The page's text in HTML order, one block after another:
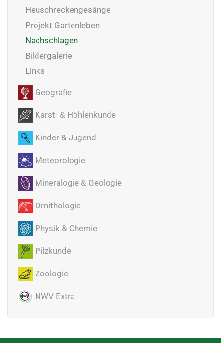
Heuschreckengesänge
Projekt Gartenleben
Nachschlagen
Bildergalerie
Links
Geografie
Karst- & Höhlenkunde
Kinder & Jugend
Meteorologie
Mineralogie & Geologie
Ornithologie
Physik & Chemie
Pilzkunde
Zoologie
NWV Extra